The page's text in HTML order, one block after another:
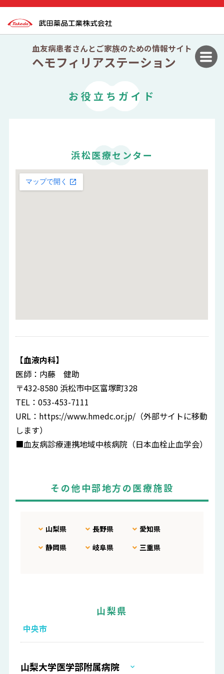
血友病患者さんとご家族のための情報サイト
ヘモフィリアステーション
お役立ちガイド
浜松医療センター
【血液内科】
医師：内藤 健助
〒432-8580 浜松市中区富塚町328
TEL：053-453-7111
URL： https://www.hmedc.or.jp/ （外部サイトに移動
します）
■血友病診療連携地域中核病院（日本血栓止血学会）
その他中部地方の医療施設
山梨県 長野県
愛知県
静岡県
岐阜県 三重県
山梨県
中央市
山梨大学医学部附属病院